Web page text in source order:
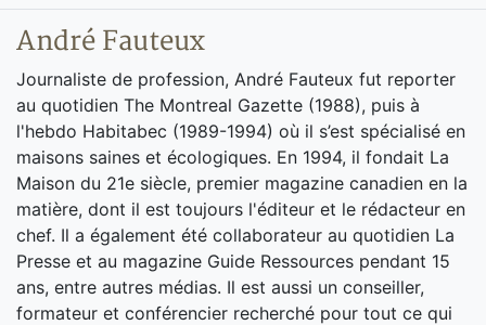
André Fauteux
Journaliste de profession, André Fauteux fut reporter
au quotidien The Montreal Gazette (1988), puis à
l'hebdo Habitabec (1989-1994) où il s’est spécialisé en
maisons saines et écologiques. En 1994, il fondait La
Maison du 21e siècle, premier magazine canadien en la
matière, dont il est toujours l'éditeur et le rédacteur en
chef. Il a également été collaborateur au quotidien La
Presse et au magazine Guide Ressources pendant 15
ans, entre autres médias. Il est aussi un conseiller,
formateur et conférencier recherché pour tout ce qui